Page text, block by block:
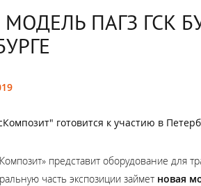
ПАГЗ ГСК
готовится к участию в
представит оборудование для
часть экспозиции займет новая